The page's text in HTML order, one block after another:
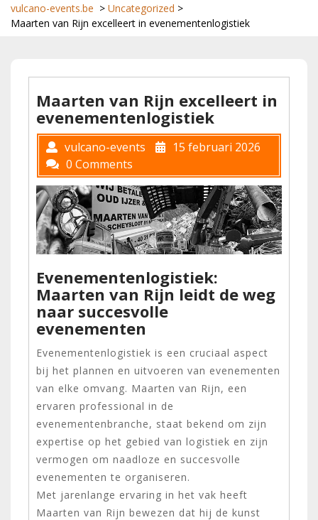
vulcano-events.be > Uncategorized >
Maarten van Rijn excelleert in evenementenlogistiek
Maarten van Rijn excelleert in
evenementenlogistiek
vulcano-events
15 februari 2026
0 Comments
Evenementenlogistiek:
Maarten van Rijn leidt de weg
naar succesvolle
evenementen
Evenementenlogistiek is een cruciaal aspect
bij het plannen en uitvoeren van evenementen
van elke omvang. Maarten van Rijn, een
ervaren professional in de
evenementenbranche, staat bekend om zijn
expertise op het gebied van logistiek en zijn
vermogen om naadloze en succesvolle
evenementen te organiseren.
Met jarenlange ervaring in het vak heeft
Maarten van Rijn bewezen dat hij de kunst